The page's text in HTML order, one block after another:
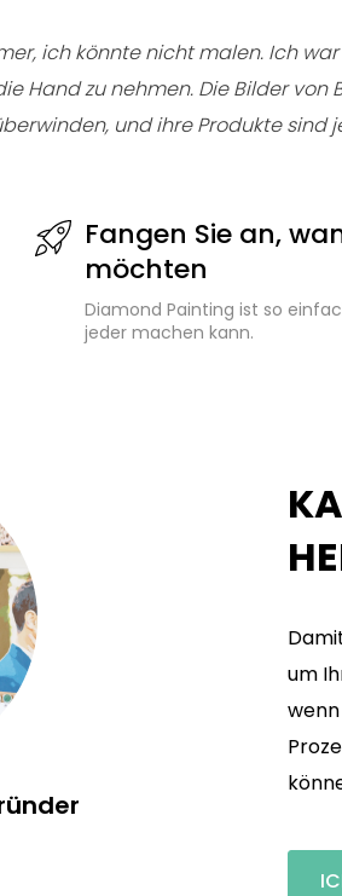
ich könnte nicht malen. Ich
Hand zu nehmen. Die Bilder
und ihre Produkte sind
Fangen Sie an,
möchten
Diamond Painting ist so
jeder machen kann.
um